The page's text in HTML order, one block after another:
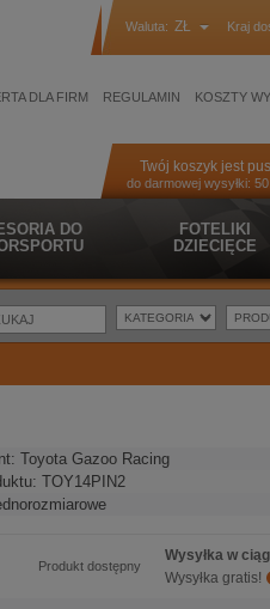
Waluta: ZŁ Kraj
DLA FIRM REGULAMIN KOSZTY
Twój koszyk jest
do darmowej wysyłki:
DO
FOTELIKI
DZIECIĘCE
Toyota Gazoo Racing
TOY14PIN2
Produkt dostępny
Wysyłka w
Wysyłka gratis!